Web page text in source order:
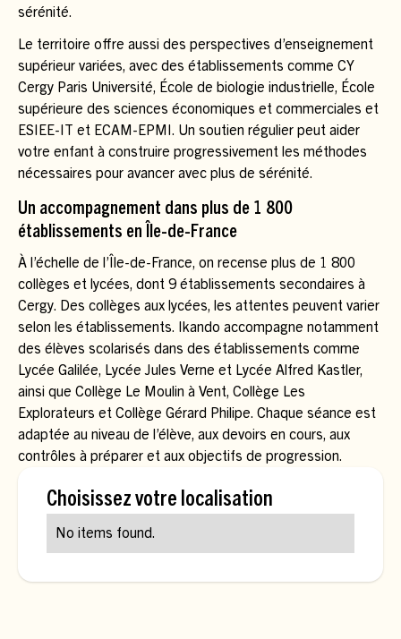
sérénité.
Le territoire offre aussi des perspectives d’enseignement
supérieur variées, avec des établissements comme CY
Cergy Paris Université, École de biologie industrielle, École
supérieure des sciences économiques et commerciales et
ESIEE-IT et ECAM-EPMI. Un soutien régulier peut aider
votre enfant à construire progressivement les méthodes
nécessaires pour avancer avec plus de sérénité.
Un accompagnement dans plus de 1 800
établissements en Île-de-France
À l’échelle de l’Île-de-France, on recense plus de 1 800
collèges et lycées, dont 9 établissements secondaires à
Cergy. Des collèges aux lycées, les attentes peuvent varier
selon les établissements. Ikando accompagne notamment
des élèves scolarisés dans des établissements comme
Lycée Galilée, Lycée Jules Verne et Lycée Alfred Kastler,
ainsi que Collège Le Moulin à Vent, Collège Les
Explorateurs et Collège Gérard Philipe. Chaque séance est
adaptée au niveau de l’élève, aux devoirs en cours, aux
contrôles à préparer et aux objectifs de progression.
Choisissez votre localisation
No items found.